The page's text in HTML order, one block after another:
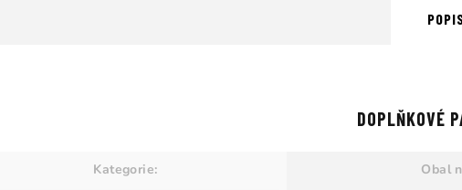
DOPLŇKOVÉ
Kategorie: Obal